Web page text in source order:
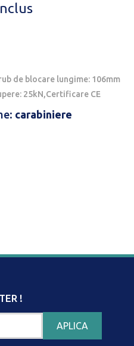
de blocare lungime: 106mm
25kN,Certificare CE
carabiniere
!